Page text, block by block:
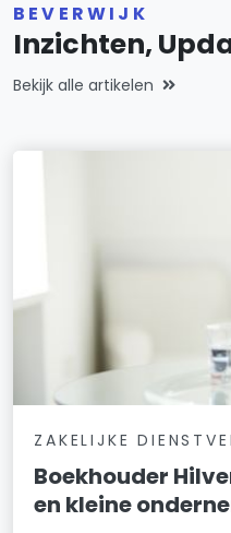
BEVERWIJK
Inzichten,
Bekijk alle artikelen
ZAKELIJKE
Boekhouder
en kleine